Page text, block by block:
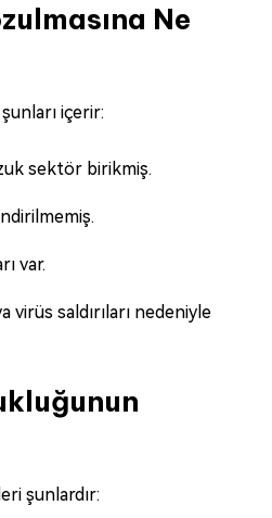
Ne
içerir:
sektör birikmiş.
var.
virüs saldırıları nedeniyle
şunlardır: